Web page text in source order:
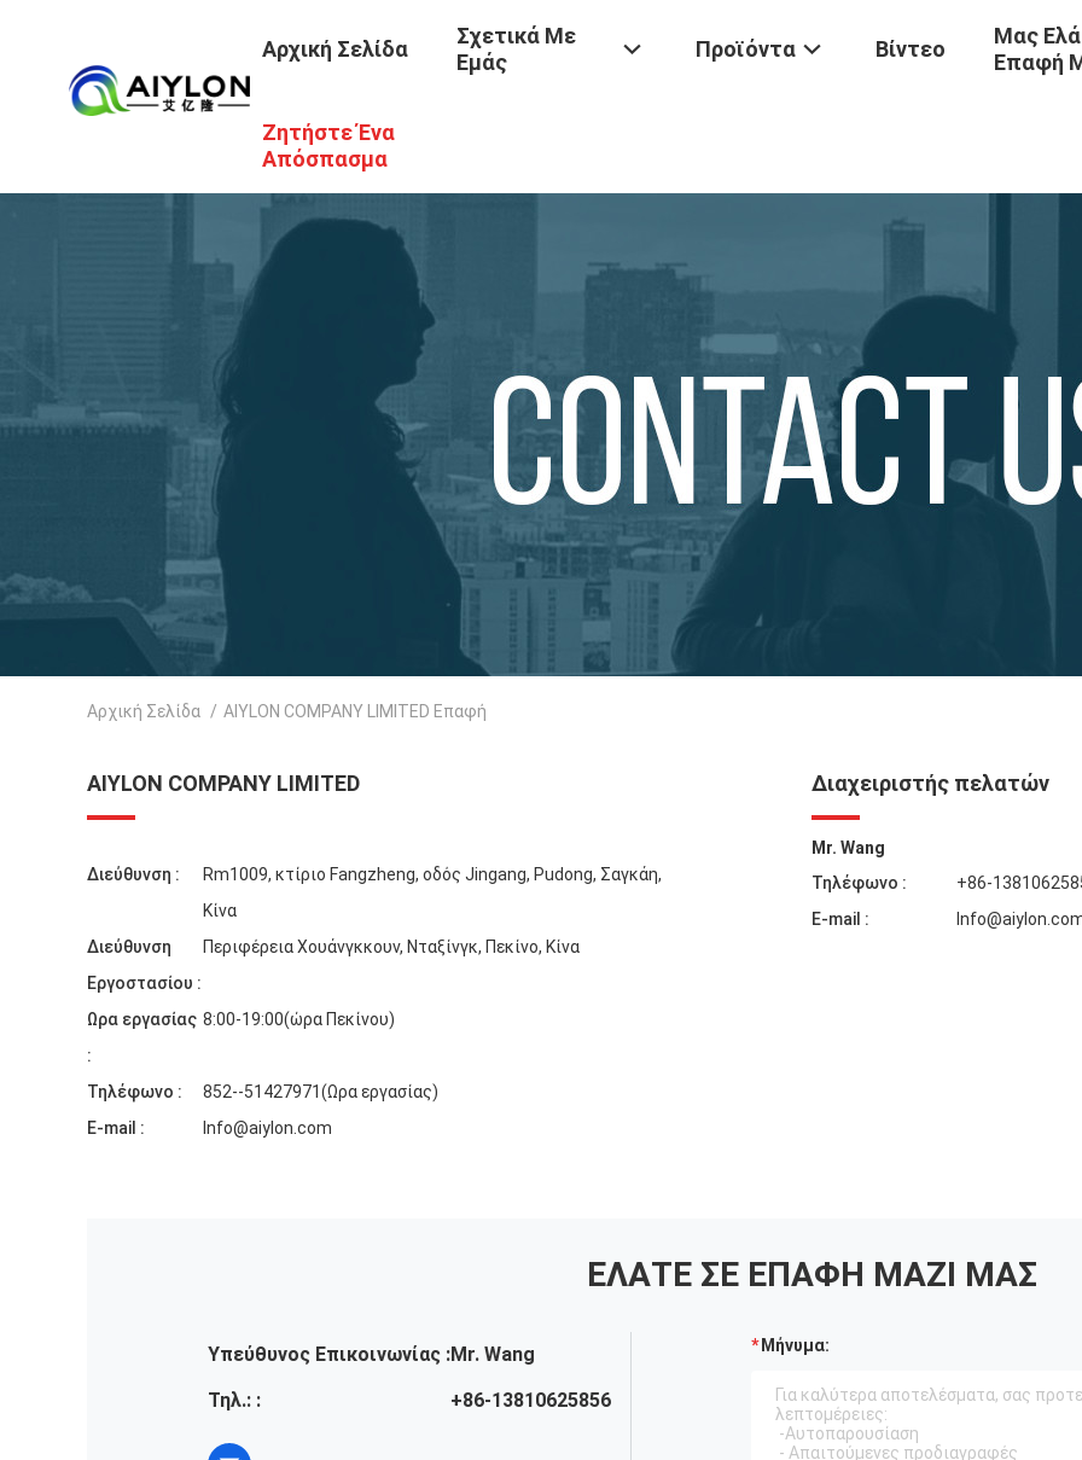
Αρχική Σελίδα
Σχετικά Με
Εμάς
Προϊόντα Βίντεο
Μας
Επαφή
Ζητήστε Ένα
Απόσπασμα
Αρχική Σελίδα / AIYLON COMPANY LIMITED Επαφή
AIYLON COMPANY LIMITED
Διεύθυνση :
Rm1009, κτίριο Fangzheng, οδός Jingang, Pudong, Σαγκάη,
Κίνα
Διεύθυνση
Εργοστασίου :
Περιφέρεια Χουάνγκκουν, Νταξίνγκ, Πεκίνο, Κίνα
Ωρα εργασίας
:
8:00-19:00(ώρα Πεκίνου)
Τηλέφωνο :
852--51427971(Ωρα εργασίας)
E-mail :
Info@aiylon.com
Διαχειριστής πελατών
Mr. Wang
Τηλέφωνο :
+86-
E-mail :
ΕΛΆΤΕ ΣΕ ΕΠΑΦΉ ΜΑΖΊ ΜΑΣ
Υπεύθυνος Επικοινωνίας :Mr. Wang
Τηλ.: :
+86-13810625856
Μήνυμα: